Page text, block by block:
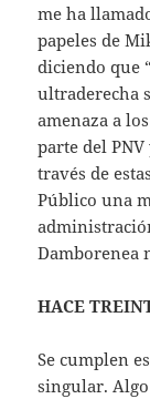
me ha
papeles de
diciendo que
ultraderecha
amenaza a
parte del
través de
Público una
Damborenea
HACE
Se cumplen
singular.